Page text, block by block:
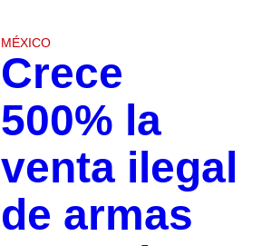
MÉXICO
Crece
500% la
venta ilegal
de armas